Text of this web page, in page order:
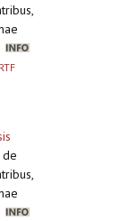
RTF
de